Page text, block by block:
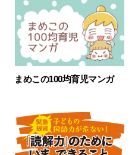
まめこの100均育児マンガ